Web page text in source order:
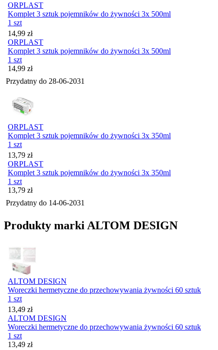
ORPLAST
Komplet 3 sztuk pojemników do żywności 3x 500ml
1 szt
Cena
14,99 zł
ORPLAST
Komplet 3 sztuk pojemników do żywności 3x 500ml
1 szt
Cena
14,99 zł
Przydatny do 28-06-2031
ORPLAST
Komplet 3 sztuk pojemników do żywności 3x 350ml
1 szt
Cena
13,79 zł
ORPLAST
Komplet 3 sztuk pojemników do żywności 3x 350ml
1 szt
Cena
13,79 zł
Przydatny do 14-06-2031
Produkty marki ALTOM DESIGN
ALTOM DESIGN
Woreczki hermetyczne do przechowywania żywności 60 sztuk
1 szt
Cena
13,49 zł
ALTOM DESIGN
Woreczki hermetyczne do przechowywania żywności 60 sztuk
1 szt
Cena
13,49 zł